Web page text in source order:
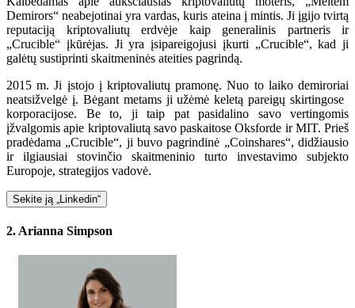
Demirors“ neabejotinai yra vardas, kuris ateina į mintis. Ji įgijo tvirtą
reputaciją kriptovaliutų erdvėje kaip generalinis partneris ir
„Crucible“ įkūrėjas. Ji yra įsipareigojusi įkurti „Crucible“, kad ji
galėtų sustiprinti skaitmeninės ateities pagrindą.
2015 m. Ji įstojo į kriptovaliutų pramonę. Nuo to laiko demiroriai
neatsižvelgė į. Bėgant metams ji užėmė keletą pareigų skirtingose ​​
korporacijose. Be to, ji taip pat pasidalino savo vertingomis
įžvalgomis apie kriptovaliutą savo paskaitose Oksforde ir MIT. Prieš
pradėdama „Crucible“, ji buvo pagrindinė „Coinshares“, didžiausio
ir ilgiausiai stovinčio skaitmeninio turto investavimo subjekto
Europoje, strategijos vadovė.
Sekite ją „Linkedin“
2. Arianna Simpson